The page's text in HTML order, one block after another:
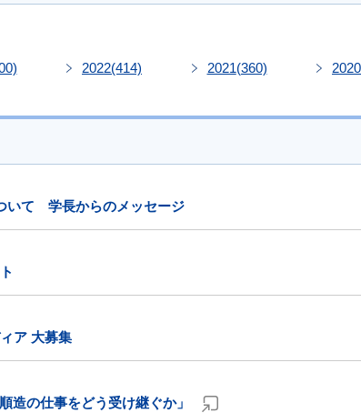
2022(414) 2021(360) 2020
いて 学長からのメッセージ
ア 大募集
の仕事をどう受け継ぐか」